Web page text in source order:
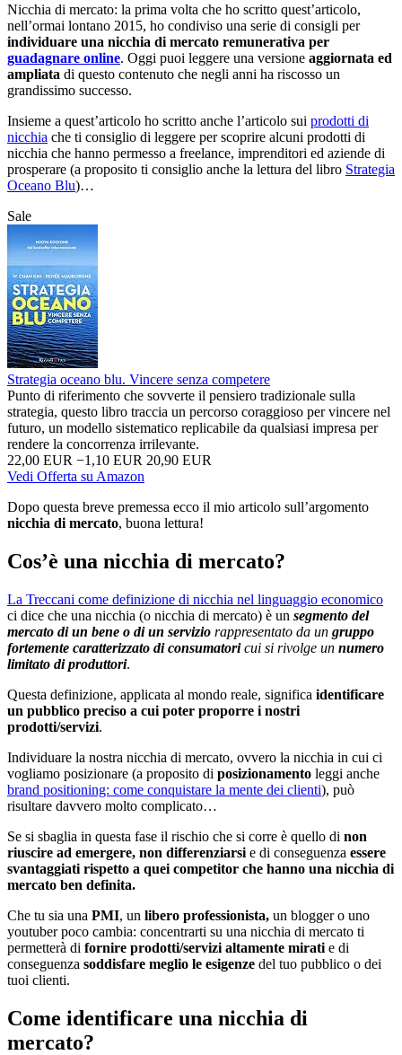
Nicchia di mercato: la prima volta che ho scritto quest’articolo,
nell’ormai lontano 2015, ho condiviso una serie di consigli per
individuare una nicchia di mercato remunerativa per
guadagnare online. Oggi puoi leggere una versione aggiornata ed
ampliata di questo contenuto che negli anni ha riscosso un
grandissimo successo.
Insieme a quest’articolo ho scritto anche l’articolo sui prodotti di
nicchia che ti consiglio di leggere per scoprire alcuni prodotti di
nicchia che hanno permesso a freelance, imprenditori ed aziende di
prosperare (a proposito ti consiglio anche la lettura del libro Strategia
Oceano Blu)…
Sale
Strategia oceano blu. Vincere senza competere
Punto di riferimento che sovverte il pensiero tradizionale sulla
strategia, questo libro traccia un percorso coraggioso per vincere nel
futuro, un modello sistematico replicabile da qualsiasi impresa per
rendere la concorrenza irrilevante.
22,00 EUR −1,10 EUR 20,90 EUR
Vedi Offerta su Amazon
Dopo questa breve premessa ecco il mio articolo sull’argomento
nicchia di mercato, buona lettura!
Cos’è una nicchia di mercato?
La Treccani come definizione di nicchia nel linguaggio economico
ci dice che una nicchia (o nicchia di mercato) è un segmento del
mercato di un bene o di un servizio rappresentato da un gruppo
fortemente caratterizzato di consumatoricui si rivolge un numero
limitato di produttori.
Questa definizione, applicata al mondo reale, significa identificare
un pubblico preciso a cui poter proporre i nostri
prodotti/servizi.
Individuare la nostra nicchia di mercato, ovvero la nicchia in cui ci
vogliamo posizionare (a proposito di posizionamento leggi anche
brand positioning: come conquistare la mente dei clienti), può
risultare davvero molto complicato…
Se si sbaglia in questa fase il rischio che si corre è quello di non
riuscire ad emergere, non differenziarsi e di conseguenza essere
svantaggiati rispetto a quei competitor che hanno una nicchia di
mercato ben definita.
Che tu sia una PMI, un libero professionista, un blogger o uno
youtuber poco cambia: concentrarti su una nicchia di mercato ti
permetterà di fornire prodotti/servizi altamente mirati e di
conseguenza soddisfare meglio le esigenze del tuo pubblico o dei
tuoi clienti.
Come identificare una nicchia di
mercato?